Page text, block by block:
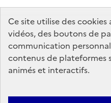
Ce site utilise des
vidéos, des boutons de
communication
contenus de plateformes
animés et interactifs.
legifrance.gouv.fr
service-public.gouv.fr